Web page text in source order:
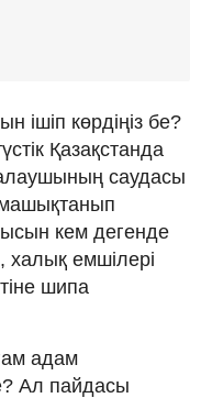
ішіп көрдіңіз бе?
Қазақстанда
саудасы
кем дегенде
халық емшілері
шипа
адам
Ал пайдасы